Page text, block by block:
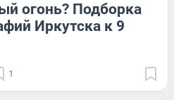
огонь? Подборка
Иркутска к 9
1